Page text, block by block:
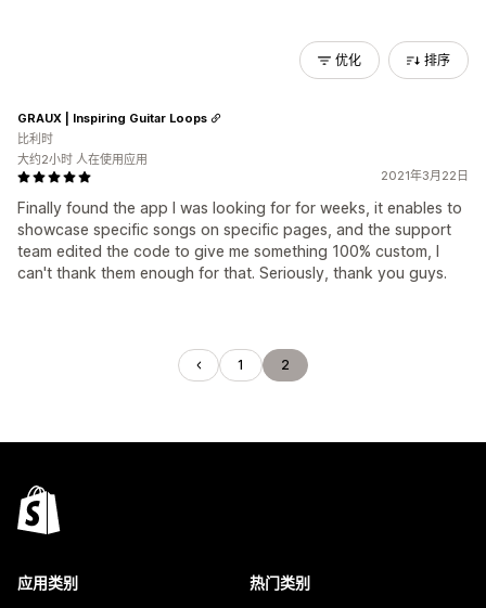
优化 排序
2021年3月22日
Finally found the app I was looking for for weeks, it enables to
showcase specific songs on specific pages, and the support
team edited the code to give me something 100% custom, I
can't thank them enough for that. Seriously, thank you guys.
GRAUX | Inspiring Guitar Loops
比利时
大约2小时 人在使用应用
1 2
应用类别 热门类别